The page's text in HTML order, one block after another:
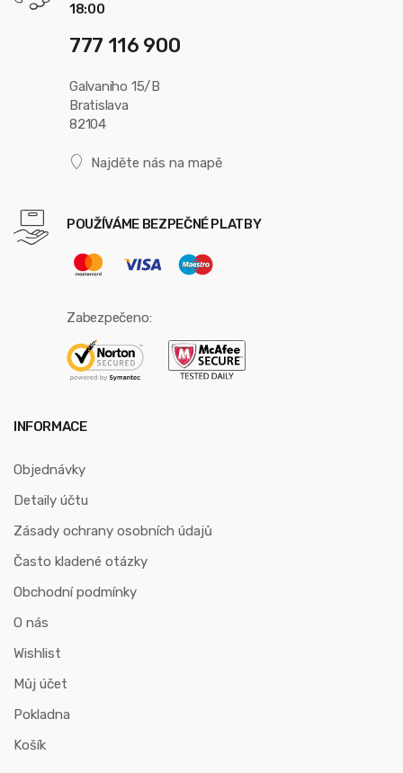
18:00
777 116 900
Galvaniho 15/B
Bratislava
82104
Najděte nás na mapě
POUŽÍVÁME BEZPEČNÉ PLATBY
Zabezpečeno:
INFORMACE
Objednávky
Detaily účtu
Zásady ochrany osobních údajů
Často kladené otázky
Obchodní podmínky
O nás
Wishlist
Můj účet
Pokladna
Košík